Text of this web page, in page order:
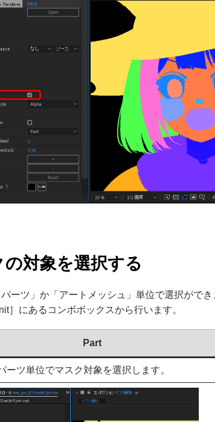
の対象を選択する
ーツ」か「アートメッシュ」単位で選択ができ
］にあるコンボボックスから行います。
Part
ーツ単位でマスク対象を選択します。